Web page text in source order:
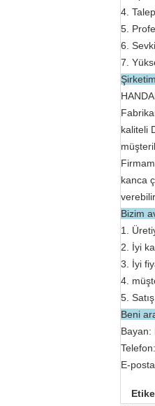
4.
5.
6.
7.
kaliteli
kanca
Bizim
1.
2. İyi
3. İyi
4.
5.
Beni
Bayan:
E-